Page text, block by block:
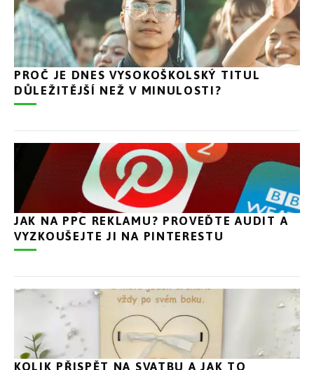
PROČ JE DNES VYSOKOŠKOLSKÝ TITUL
DŮLEŽITĚJŠÍ NEŽ V MINULOSTI?
JAK NA PPC REKLAMU? PROVEĎTE AUDIT A
VYZKOUŠEJTE JI NA PINTERESTU
KOLIK PŘISPĚT NA SVATBU A JAK TO